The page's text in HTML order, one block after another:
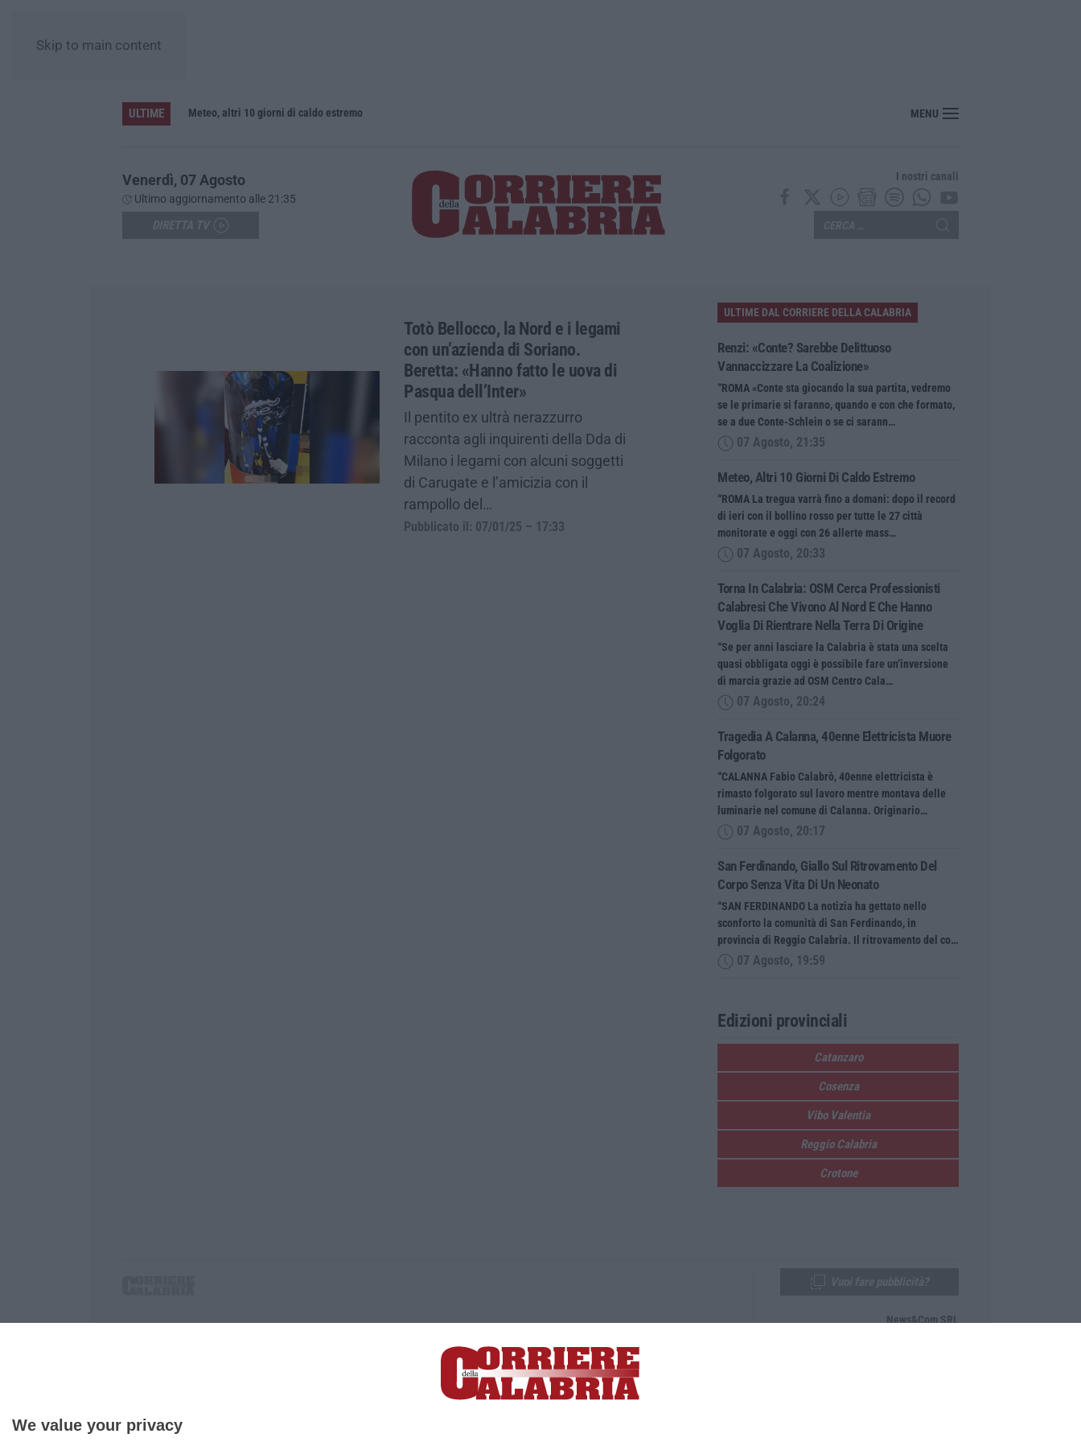
We value your privacy
Skip to main content
ULTIME Meteo, altri 10 giorni di caldo estremo MENU
Venerdì, 07 Agosto
Ultimo aggiornamento alle 21:35
I nostri canali
Totò Bellocco, la Nord e i legami
con un’azienda di Soriano.
Beretta: «Hanno fatto le uova di
Pasqua dell’Inter»
Il pentito ex ultrà nerazzurro
racconta agli inquirenti della Dda di
Milano i legami con alcuni soggetti
di Carugate e l’amicizia con il
rampollo del…
Pubblicato il: 07/01/25 – 17:33
ULTIME DAL CORRIERE DELLA CALABRIA
Renzi: «Conte? Sarebbe Delittuoso
Vannaccizzare La Coalizione»
“ROMA «Conte sta giocando la sua partita, vedremo
se le primarie si faranno, quando e con che formato,
se a due Conte-Schlein o se ci sarann…
07 Agosto, 21:35
Meteo, Altri 10 Giorni Di Caldo Estremo
“ROMA La tregua varrà fino a domani: dopo il record
di ieri con il bollino rosso per tutte le 27 città
monitorate e oggi con 26 allerte mass…
07 Agosto, 20:33
Torna In Calabria: OSM Cerca Professionisti
Calabresi Che Vivono Al Nord E Che Hanno
Voglia Di Rientrare Nella Terra Di Origine
“Se per anni lasciare la Calabria è stata una scelta
quasi obbligata oggi è possibile fare un’inversione
di marcia grazie ad OSM Centro Cala…
07 Agosto, 20:24
Tragedia A Calanna, 40enne Elettricista Muore
Folgorato
“CALANNA Fabio Calabrò, 40enne elettricista è
rimasto folgorato sul lavoro mentre montava delle
luminarie nel comune di Calanna. Originario…
07 Agosto, 20:17
San Ferdinando, Giallo Sul Ritrovamento Del
Corpo Senza Vita Di Un Neonato
“SAN FERDINANDO La notizia ha gettato nello
sconforto la comunità di San Ferdinando, in
provincia di Reggio Calabria. Il ritrovamento del co…
07 Agosto, 19:59
Edizioni provinciali
Catanzaro
Cosenza
Vibo Valentia
Reggio Calabria
Crotone
P.IVA. 03199620794, Via del mare 6/G, S.Eufemia, Lamezia Terme (CZ)
Iscrizione tribunale di Lamezia Terme 5/2011 - Direttore responsabile Paola Militano |Privacy
News&Com SRL